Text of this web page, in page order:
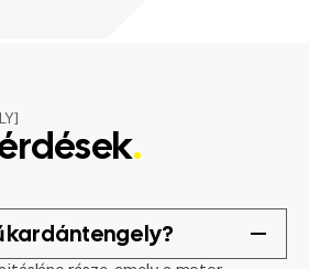
.
kardántengely?